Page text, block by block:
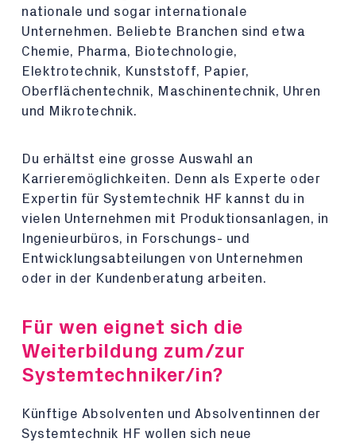
nationale und sogar internationale
Unternehmen. Beliebte Branchen sind etwa
Chemie, Pharma, Biotechnologie,
Elektrotechnik, Kunststoff, Papier,
Oberflächentechnik, Maschinentechnik, Uhren
und Mikrotechnik.
Du erhältst eine grosse Auswahl an
Karrieremöglichkeiten. Denn als Experte oder
Expertin für Systemtechnik HF kannst du in
vielen Unternehmen mit Produktionsanlagen, in
Ingenieurbüros, in Forschungs- und
Entwicklungsabteilungen von Unternehmen
oder in der Kundenberatung arbeiten.
Für wen eignet sich die
Weiterbildung zum/zur
Systemtechniker/in?
Künftige Absolventen und Absolventinnen der
Systemtechnik HF wollen sich neue